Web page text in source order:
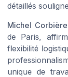
détaillés
Michel Corbière
de Paris,
flexibilité
unique de